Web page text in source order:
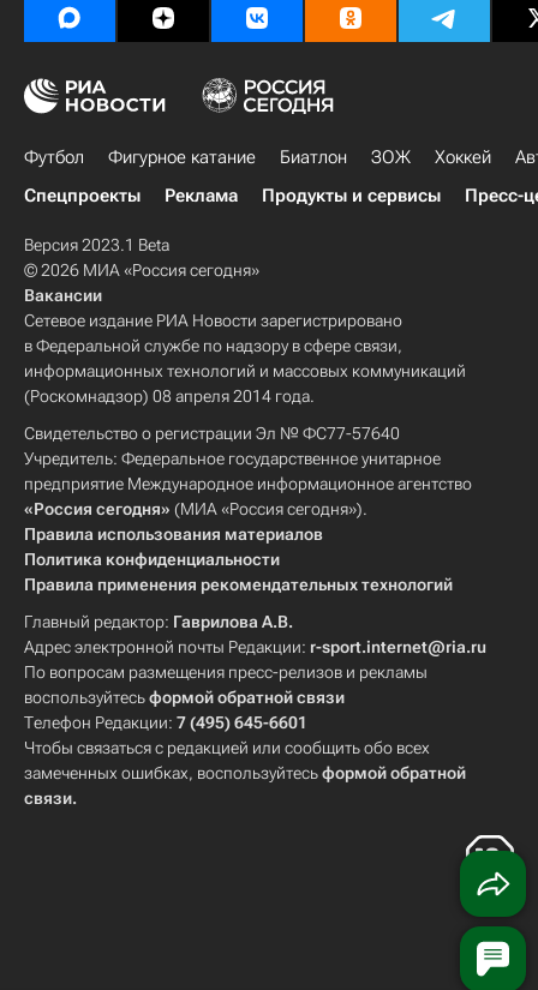
Футбол Фигурное катание Биатлон ЗОЖ Хоккей
Спецпроекты
Реклама Продукты и сервисы Пресс-
Версия 2023.1 Beta
© 2026 МИА «Россия сегодня»
Вакансии
Сетевое издание РИА Новости зарегистрировано
в Федеральной службе по надзору в сфере связи,
информационных технологий и массовых коммуникаций
(Роскомнадзор) 08 апреля 2014 года.
Свидетельство о регистрации Эл № ФС77-57640
Учредитель: Федеральное государственное унитарное
предприятие Международное информационное агентство
«Россия сегодня» (МИА «Россия сегодня»).
Правила использования материалов
Политика конфиденциальности
Правила применения рекомендательных технологий
Главный редактор: Гаврилова А.В.
Адрес электронной почты Редакции: r-sport.internet@ria.ru
По вопросам размещения пресс-релизов и рекламы
воспользуйтесьформой обратной связи
Телефон Редакции: 7 (495) 645-6601
Чтобы связаться с редакцией или сообщить обо всех
замеченных ошибках, воспользуйтесьформой обратной
связи.